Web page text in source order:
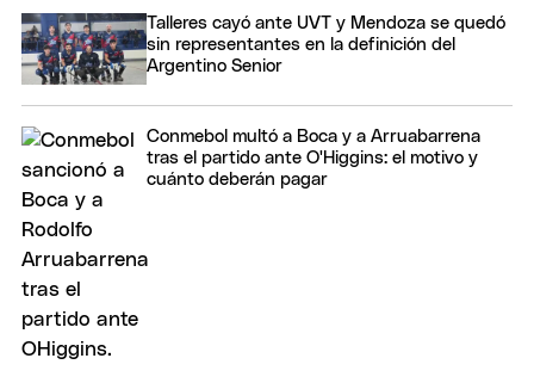
Talleres cayó ante UVT y Mendoza se quedó
sin representantes en la definición del
Argentino Senior
Conmebol multó a Boca y a Arruabarrena
tras el partido ante O'Higgins: el motivo y
cuánto deberán pagar